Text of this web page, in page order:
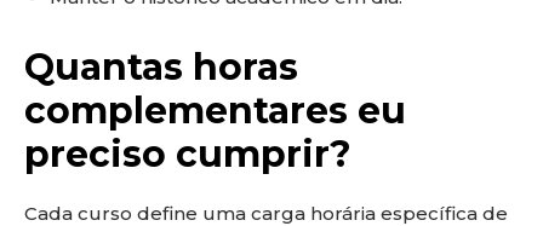
Quantas horas
complementares eu
preciso cumprir?
Cada curso define uma carga horária específica de